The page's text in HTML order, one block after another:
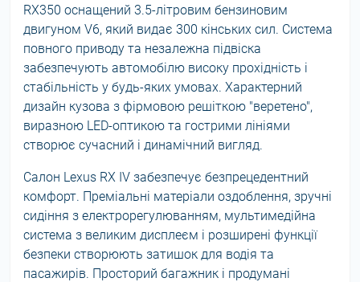
RX350 оснащений 3.5-літровим бензиновим
двигуном V6, який видає 300 кінських сил. Система
повного приводу та незалежна підвіска
забезпечують автомобілю високу прохідність і
стабільність у будь-яких умовах. Характерний
дизайн кузова з фірмовою решіткою "веретено",
виразною LED-оптикою та гострими лініями
створює сучасний і динамічний вигляд.
Салон Lexus RX IV забезпечує безпрецедентний
комфорт. Преміальні матеріали оздоблення, зручні
сидіння з електрорегулюванням, мультимедійна
система з великим дисплеєм і розширені функції
безпеки створюють затишок для водія та
пасажирів. Просторий багажник і продумані